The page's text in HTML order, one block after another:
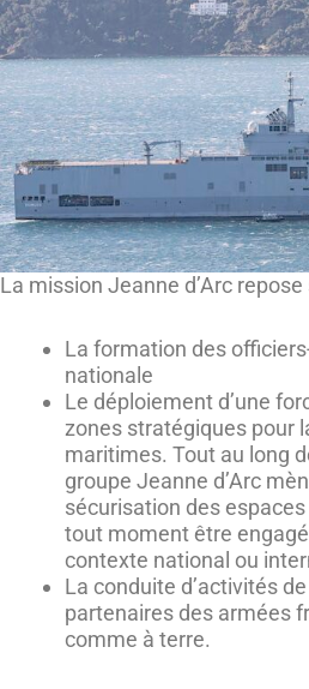
La mission Jeanne d’Arc
La formation des
nationale
Le déploiement d’une
zones stratégiques pour
maritimes. Tout au long
groupe Jeanne d’Arc
sécurisation des
tout moment être
contexte national ou
La conduite d’activités
partenaires des armées
comme à terre.